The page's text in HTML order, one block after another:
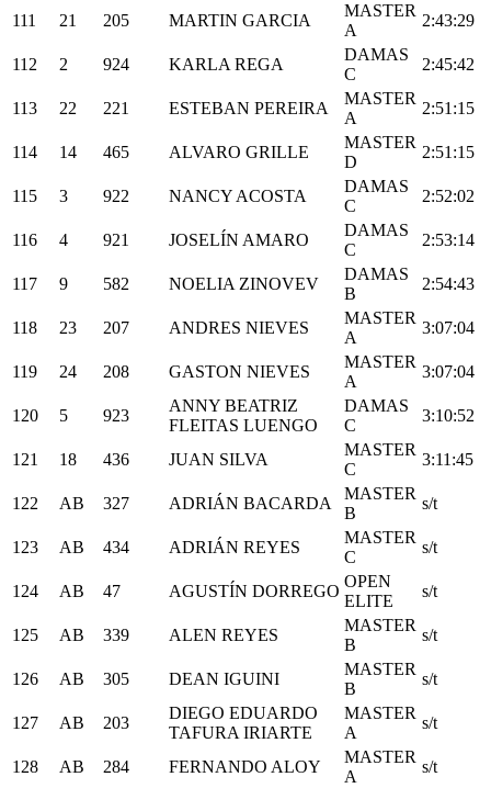
111 21 205 MARTIN GARCIA
MASTER
A
2:43:29
112 2 924 KARLA REGA
DAMAS
C
2:45:42
113 22 221 ESTEBAN PEREIRA
MASTER
A
2:51:15
114 14 465 ALVARO GRILLE
MASTER
D
2:51:15
115 3 922 NANCY ACOSTA
DAMAS
C
2:52:02
116 4 921 JOSELÍN AMARO
DAMAS
C
2:53:14
117 9 582 NOELIA ZINOVEV
DAMAS
B
2:54:43
118 23 207 ANDRES NIEVES
MASTER
A
3:07:04
119 24 208 GASTON NIEVES
MASTER
A
3:07:04
120 5 923
ANNY BEATRIZ
FLEITAS LUENGO
DAMAS
C
3:10:52
121 18 436 JUAN SILVA
MASTER
C
3:11:45
122 AB 327 ADRIÁN BACARDA
MASTER
B
s/t
123 AB 434 ADRIÁN REYES
MASTER
C
s/t
124 AB 47 AGUSTÍN DORREGO
OPEN
ELITE
s/t
125 AB 339 ALEN REYES
MASTER
B
s/t
126 AB 305 DEAN IGUINI
MASTER
B
s/t
127 AB 203
DIEGO EDUARDO
TAFURA IRIARTE
MASTER
A
s/t
128 AB 284 FERNANDO ALOY
MASTER
A
s/t